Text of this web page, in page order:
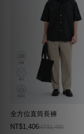
全方位直筒長褲
NT$1,406NT$1,480